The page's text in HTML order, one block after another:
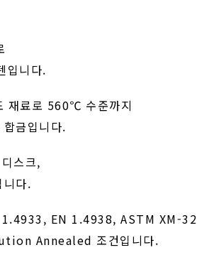
입니다.
재료로 560℃ 수준까지
금입니다.
스크,
니다.
EN 1.4938, ASTM XM-32
Annealed 조건입니다.